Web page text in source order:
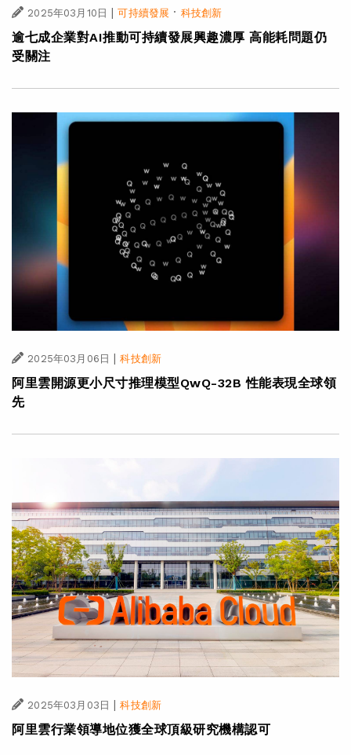
2025年03月10日 | 可持續發展 · 科技創新
逾七成企業對AI推動可持續發展興趣濃厚 高能耗問題仍
受關注
2025年03月06日 | 科技創新
阿里雲開源更小尺寸推理模型QwQ-32B 性能表現全球領
先
2025年03月03日 | 科技創新
阿里雲行業領導地位獲全球頂級研究機構認可